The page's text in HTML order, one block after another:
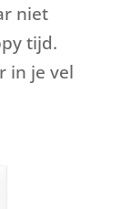
niet
tijd.
in je vel